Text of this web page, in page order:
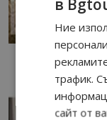
Ние
трафик.
сайт от